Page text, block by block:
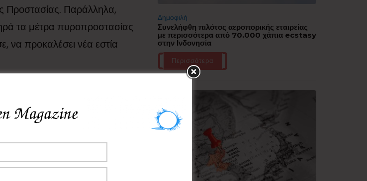
Προστασίας. Παράλληλα,
τα μέτρα πυροπροστασίας
να προκαλέσει νέα εστία
δημιουργούν
εξάπλωση μεγάλων δασικών
Δημοφιλή
Συνελήφθη πιλότος αεροπορικής εταιρείας
με περισσότερα από 70.000 χάπια ecstasy
στην Ινδονησία
Περισσότερα